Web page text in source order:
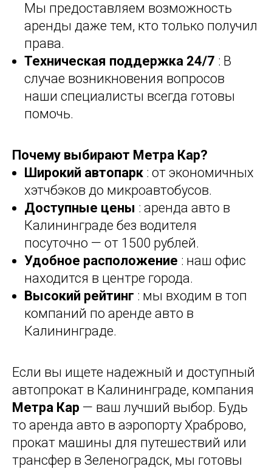
Мы предоставляем возможность
аренды даже тем, кто только получил
права.
Техническая поддержка 24/7 : В
случае возникновения вопросов
наши специалисты всегда готовы
помочь.
Почему выбирают Метра Кар?
Широкий автопарк : от экономичных
хэтчбэков до микроавтобусов.
Доступные цены : аренда авто в
Калининграде без водителя
посуточно — от 1500 рублей.
Удобное расположение : наш офис
находится в центре города.
Высокий рейтинг : мы входим в топ
компаний по аренде авто в
Калининграде.
Если вы ищете надежный и доступный
автопрокат в Калининграде, компания
Метра Кар — ваш лучший выбор. Будь
то аренда авто в аэропорту Храброво,
прокат машины для путешествий или
трансфер в Зеленоградск, мы готовы